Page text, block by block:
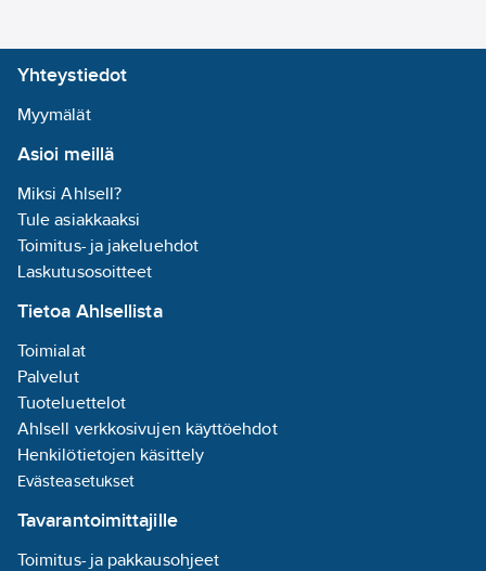
Yhteystiedot
Myymälät
Asioi meillä
Miksi Ahlsell?
Tule asiakkaaksi
Toimitus- ja jakeluehdot
Laskutusosoitteet
Tietoa Ahlsellista
Toimialat
Palvelut
Tuoteluettelot
Ahlsell verkkosivujen käyttöehdot
Henkilötietojen käsittely
Evästeasetukset
Tavarantoimittajille
Toimitus- ja pakkausohjeet